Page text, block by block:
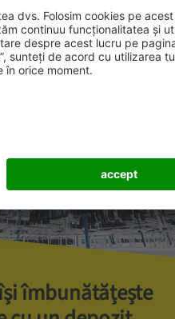
îmbunătățește